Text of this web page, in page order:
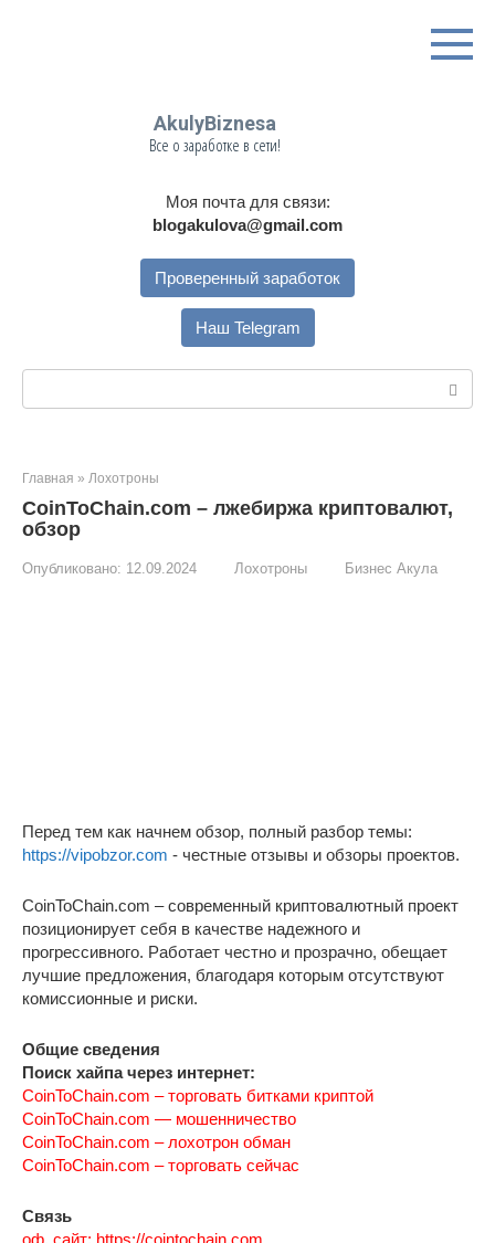
AkulyBiznesa
Все о заработке в сети!
Моя почта для связи:
blogakulova@gmail.com
Проверенный заработок
Наш Telegram
Главная » Лохотроны
CoinToChain.com – лжебиржа криптовалют,
обзор
Опубликовано: 12.09.2024 Лохотроны Бизнес Акула
Перед тем как начнем обзор, полный разбор темы:
https://vipobzor.com - честные отзывы и обзоры проектов.
CoinToChain.com – современный криптовалютный проект
позиционирует себя в качестве надежного и
прогрессивного. Работает честно и прозрачно, обещает
лучшие предложения, благодаря которым отсутствуют
комиссионные и риски.
Общие сведения
Поиск хайпа через интернет:
CoinToChain.com – торговать битками криптой
CoinToChain.com — мошенничество
CoinToChain.com – лохотрон обман
CoinToChain.com – торговать сейчас
Связь